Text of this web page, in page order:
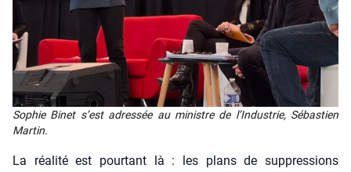
Sophie Binet s’est adres­sée au ministre de l’In­dus­trie, Sébas­tien
Mar­tin.
La réa­li­té est pour­tant là : les plans de sup­pres­sions